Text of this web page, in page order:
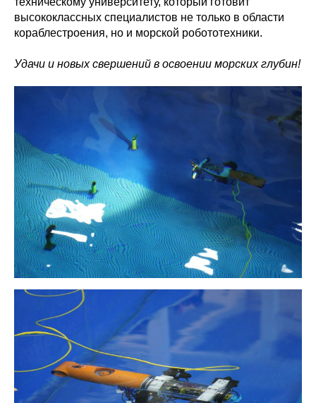
высококлассных специалистов не только в области
кораблестроения, но и морской робототехники.
Удачи и новых свершений в освоении морских глубин!